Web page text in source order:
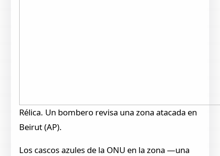
Rélica. Un bombero revisa una zona atacada en
Beirut (AP).
Los cascos azules de la ONU en la zona —una